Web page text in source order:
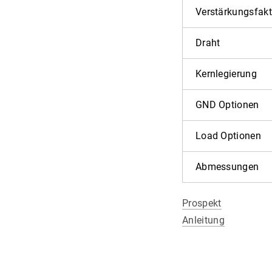
Draht
Kernlegierung
GND Optionen
Load Optionen
Abmessungen
Prospekt
Anleitung